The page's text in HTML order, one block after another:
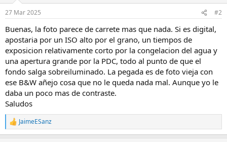
e
:
27 Mar 2025 #2
Buenas, la foto parece de carrete mas que nada. Si es digital,
apostaria por un ISO alto por el grano, un tiempos de
exposicion relativamente corto por la congelacion del agua y
una apertura grande por la PDC, todo al punto de que el
fondo salga sobreiluminado. La pegada es de foto vieja con
ese B&W añejo cosa que no le queda nada mal. Aunque yo le
daba un poco mas de contraste.
Saludos
R
e
JaimeESanz